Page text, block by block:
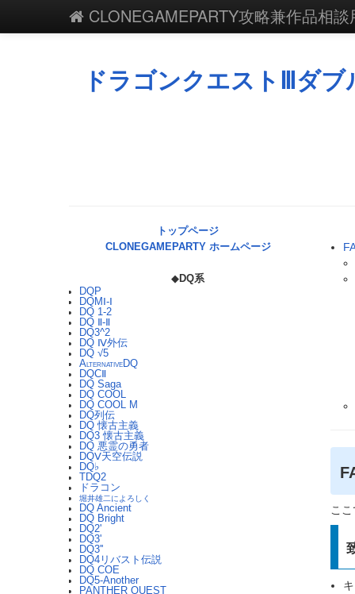
CLONEGAMEPARTY攻略兼作品相談
ドラゴンクエストⅢダブ
トップページ
CLONEGAMEPARTY ホームページ
◆DQ系
DQP
DQMⅠ-Ⅰ
DQ 1-2
DQ Ⅱ-Ⅱ
DQ3^2
DQ Ⅳ外伝
DQ √5
ALTERNATIVEDQ
DQCⅡ
DQ Saga
DQ COOL
DQ COOL M
DQ列伝
DQ 懐古主義
DQ3 懐古主義
DQ 悪霊の勇者
DQⅤ天空伝説
DQ♭
TDQ2
ドラコン
堀井雄二によろしく
DQ Ancient
DQ Bright
DQ2'
DQ3'
DQ3''
DQ4リバスト伝説
DQ COE
DQ5-Another
PANTHER QUEST
こ